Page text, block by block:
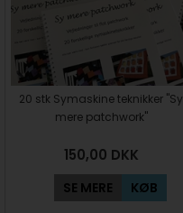
20 stk Symaskine teknikker "Sy
mere patchwork"
150,00 DKK
SE MERE KØB